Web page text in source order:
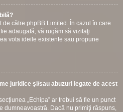
către phpBB Limited. În cazul în care
adaugată, vă rugăm să vizitaţi
vota ideile existente sau propune
juridice şi/sau abuzuri legate de acest
„Echipa” ar trebui să fie un punct
dumneavoastră. Dacă nu primiţi răspuns,